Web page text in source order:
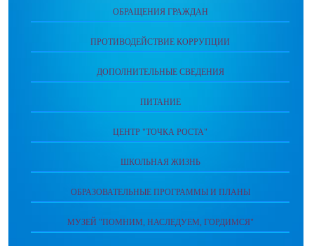
ОБРАЩЕНИЯ ГРАЖДАН
ПРОТИВОДЕЙСТВИЕ КОРРУПЦИИ
ДОПОЛНИТЕЛЬНЫЕ СВЕДЕНИЯ
ПИТАНИЕ
ЦЕНТР "ТОЧКА РОСТА"
ШКОЛЬНАЯ ЖИЗНЬ
ОБРАЗОВАТЕЛЬНЫЕ ПРОГРАММЫ И ПЛАНЫ
МУЗЕЙ "ПОМНИМ, НАСЛЕДУЕМ, ГОРДИМСЯ"